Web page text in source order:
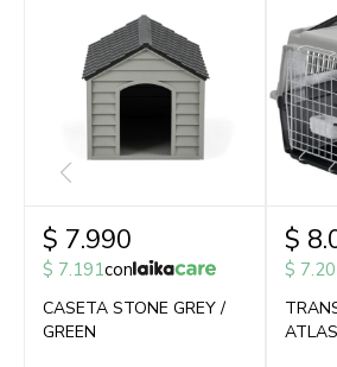
$ 7.990
$ 7.191con
CASETA STONE GREY /
GREEN
$
$